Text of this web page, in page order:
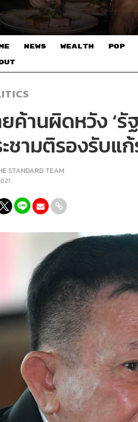
NEWS WEALTH POP
ค้านผิดหวัง ‘รั
ชามติรองรับแ
STANDARD TEAM